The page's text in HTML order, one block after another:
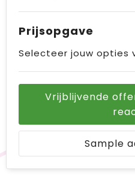
Prijsopgave
Selecteer jouw opties
Vrijblijvende
Sample